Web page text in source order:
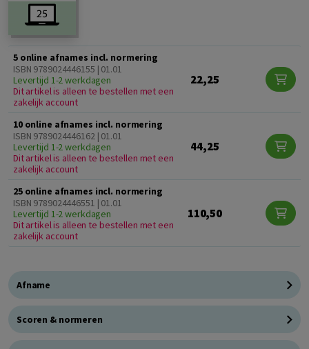
5 online afnames incl. normering
ISBN 9789024446155 | 01.01
Levertijd 1-2 werkdagen
Dit artikel is alleen te bestellen met een
zakelijk account
22,25
10 online afnames incl. normering
ISBN 9789024446162 | 01.01
Levertijd 1-2 werkdagen
Dit artikel is alleen te bestellen met een
zakelijk account
44,25
25 online afnames incl. normering
ISBN 9789024446551 | 01.01
Levertijd 1-2 werkdagen
Dit artikel is alleen te bestellen met een
zakelijk account
110,50
Afname
Scoren & normeren